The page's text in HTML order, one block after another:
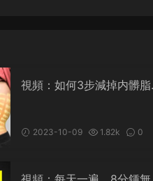
視頻：如何3步減掉内髒脂
2023-10-09 1.82k 0